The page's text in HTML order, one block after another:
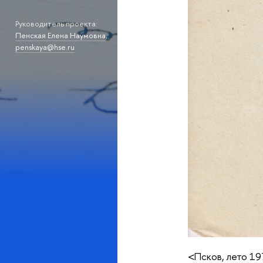
Руководитель проекта:
Пенская Елена Наумовна,
penskaya@hse.ru
<Псков, лето